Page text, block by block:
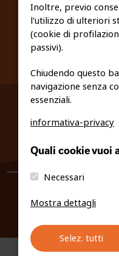
PRIVACY
info@fiso.it
Inoltre, previo
l'utilizzo di ulteriori
(cookie di
passivi).
Chiudendo questo
navigazione senza
essenziali.
informativa-privacy
Quali cookie vuoi
Necessari
Mostra dettagli
Selez. tutti